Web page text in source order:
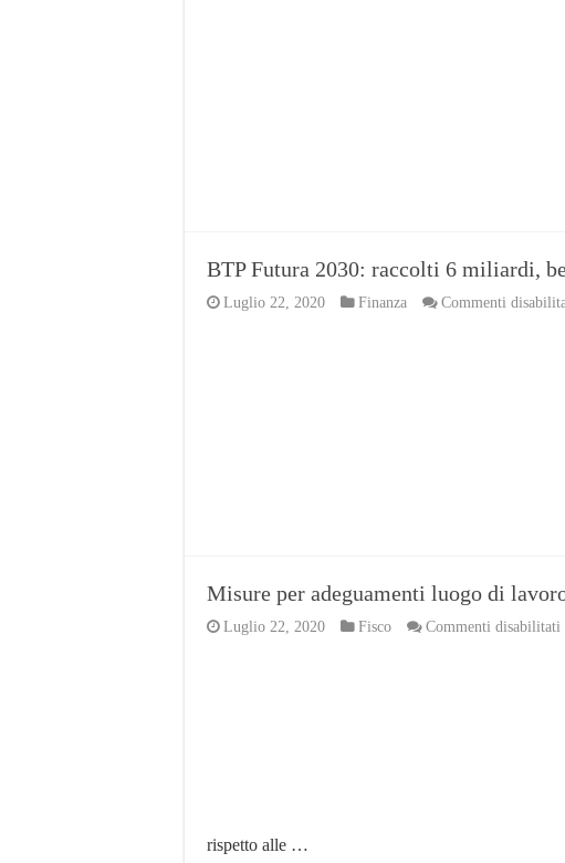
BTP Futura 2030: raccolti 6 miliardi,
Luglio 22, 2020 Finanza Commenti
Misure per adeguamenti luogo di
Luglio 22, 2020 Fisco Commenti disabilitati
rispetto alle …